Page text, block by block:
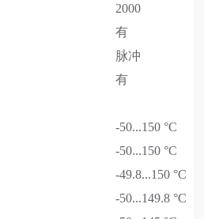
2000
有
脉冲
有
-50...150 °C
-50...150 °C
-49.8...150 °C
-50...149.8 °C